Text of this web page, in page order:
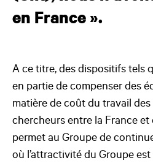
en France ».
A ce titre, des dispositifs tels
en partie de compenser des
matière de coût du travail
chercheurs entre la France et
permet au Groupe de
où l’attractivité du Groupe